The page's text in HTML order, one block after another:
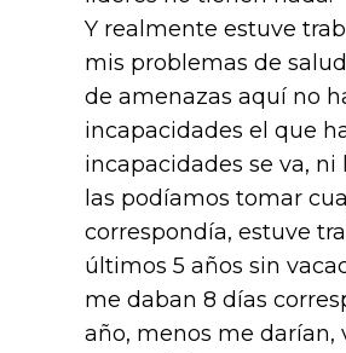
Y realmente estuve
mis problemas de
de amenazas aquí no
incapacidades el que
incapacidades se va, ni
las podíamos tomar
correspondía, estuve
últimos 5 años sin
me daban 8 días
año, menos me darían,